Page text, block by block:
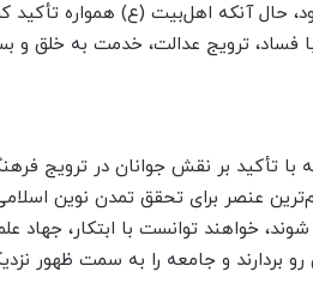
حال آنکه اهل‌بیت (ع) همواره تأکید
ترویج عدالت، خدمت به خلق و
تأکید بر نقش جوانان در ترویج
عنصر برای تحقق تمدن نوین
خواهند توانست با ابتکار، جهاد
بردارند و جامعه را به سمت ظهور